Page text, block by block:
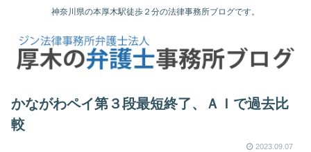
神奈川県の本厚木駅徒歩２分の法律事務所ブログです。
かながわペイ第３段最短終了、ＡＩで過去比
較
2023.09.07